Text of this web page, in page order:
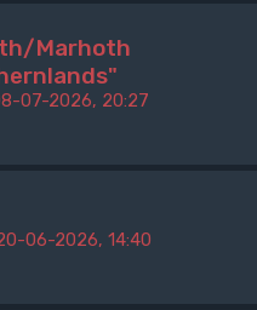
Marhoth
07-2026, 20:27
06-2026, 14:40